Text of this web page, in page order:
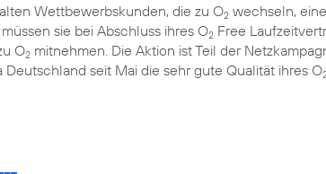
Wettbewerbskunden, die zu O2 wechseln,
sie bei Abschluss ihres O2 Free
O2 mitnehmen. Die Aktion ist Teil der
Deutschland seit Mai die sehr gute Qualität ihres O